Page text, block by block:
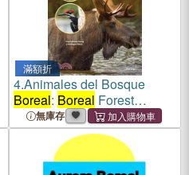
滿額折
4.Animales del Bosque
Boreal: Boreal Forest
Animals
無庫存